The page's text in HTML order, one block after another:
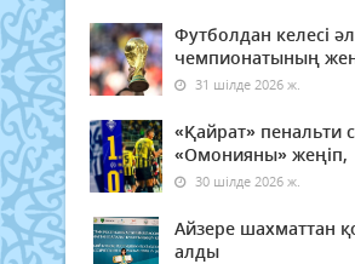
Футболдан келесі
чемпионатының
31 шілде 2026 ж.
«Қайрат» пенальти
«Омонияны» жеңіп,
30 шілде 2026 ж.
Айзере шахматтан
алды